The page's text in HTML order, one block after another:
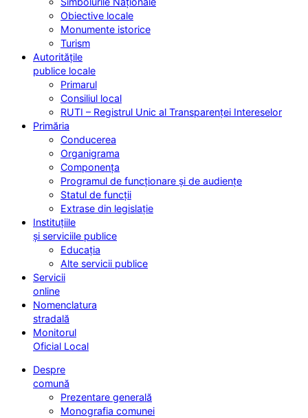
Obiective locale
Monumente istorice
Turism
Autoritățile
publice locale
Primarul
Consiliul local
RUTI – Registrul Unic al Transparenței Intereselor
Primăria
Conducerea
Organigrama
Componența
Programul de funcționare și de audiențe
Statul de funcții
Extrase din legislație
Instituțiile
și serviciile publice
Educația
Alte servicii publice
Servicii
online
Nomenclatura
stradală
Monitorul
Oficial Local
Despre
comună
Prezentare generală
Monografia comunei